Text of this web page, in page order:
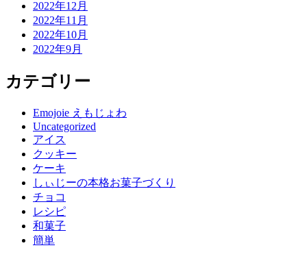
2022年12月
2022年11月
2022年10月
2022年9月
カテゴリー
Emojoie えもじょわ
Uncategorized
アイス
クッキー
ケーキ
しぃじーの本格お菓子づくり
チョコ
レシピ
和菓子
簡単